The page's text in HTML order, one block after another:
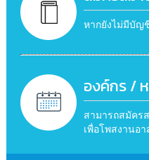
หากยังไม่มีบัญ
องค์กร /
สามารถสมัคร
เพื่อโพสงานอ